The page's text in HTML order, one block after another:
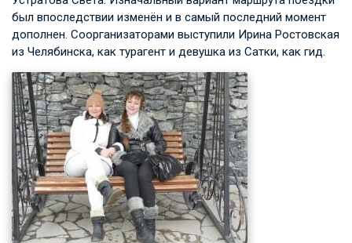
был впоследствии изменён и в самый последний момент
дополнен. Соорганизаторами выступили Ирина Ростовская
из Челябинска, как турагент и девушка из Сатки, как гид.